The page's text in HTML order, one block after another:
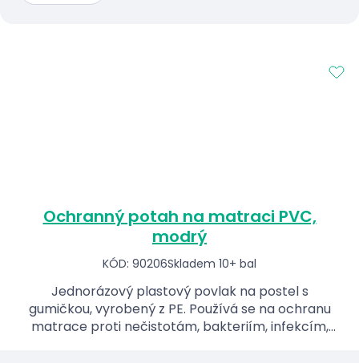
Ochranný potah na matraci PVC,
modrý
KÓD: 90206Skladem 10+ bal
Jednorázový plastový povlak na postel s
gumičkou, vyrobený z PE. Používá se na ochranu
matrace proti nečistotám, bakteriím, infekcím,